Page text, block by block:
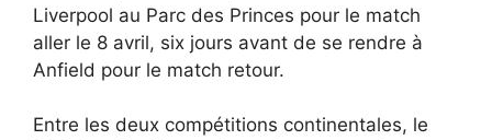
Liverpool au Parc des Princes pour le match
aller le 8 avril, six jours avant de se rendre à
Anfield pour le match retour.
Entre les deux compétitions continentales, le